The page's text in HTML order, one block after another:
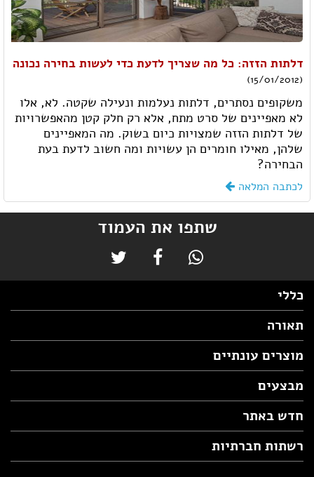
דלתות הזזה: כל מה שצריך לדעת כדי לעשות בחירה נכונה
(15/01/2012)
משקופים נסתרים, דלתות נעלמות ונעילה שקטה. לא, אלו
לא מאפיינים של סרט מתח, אלא רק חלק קטן מהאפשרויות
של דלתות הזזה שמצויות כיום בשוק. מה המאפיינים
שלהן, מאילו חומרים הן עשויות ומה חשוב לדעת בעת
הבחירה?
לכתבה המלאה
שתפו את העמוד
כללי
תאורה
מוצרים עונתיים
מבצעים
חדש באתר
רשתות חברתיות